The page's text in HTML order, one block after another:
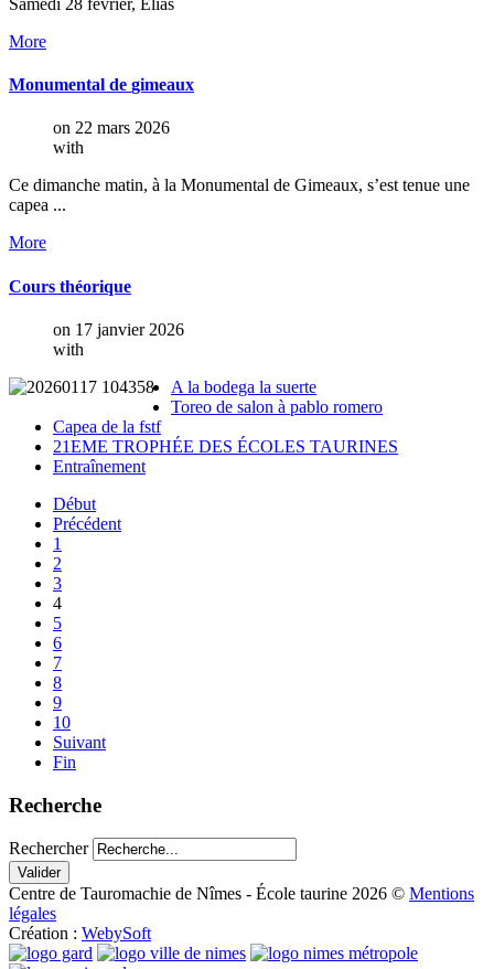
More
Monumental de gimeaux
on 22 mars 2026
with
Ce dimanche matin, à la Monumental de Gimeaux, s’est tenue une
capea ...
More
Cours théorique
on 17 janvier 2026
with
A la bodega la suerte
Toreo de salon à pablo romero
Capea de la fstf
21EME TROPHÉE DES ÉCOLES TAURINES
Entraînement
Début
Précédent
1
2
3
4
5
6
7
8
9
10
Suivant
Fin
Recherche
Rechercher
Valider
Centre de Tauromachie de Nîmes - École taurine 2026 © Mentions
légales
Création : WebySoft